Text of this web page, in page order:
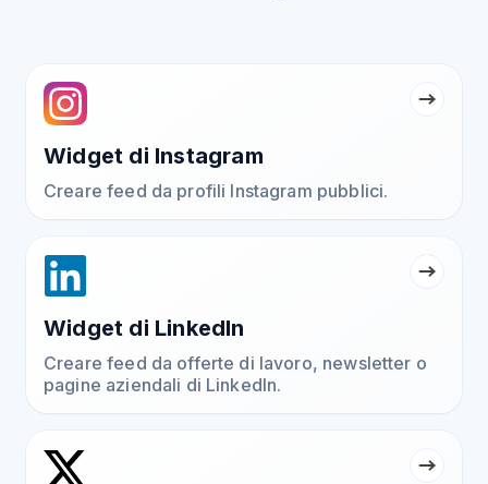
Widget di Instagram
Creare feed da profili Instagram pubblici.
Widget di LinkedIn
Creare feed da offerte di lavoro, newsletter o
pagine aziendali di LinkedIn.